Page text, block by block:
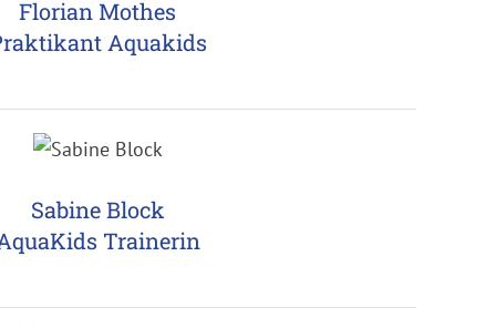
Florian Mothes
Aquakids
Sabine Block
Trainerin